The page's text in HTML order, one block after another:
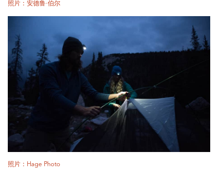
照片：安德鲁·伯尔
照片：Hage Photo